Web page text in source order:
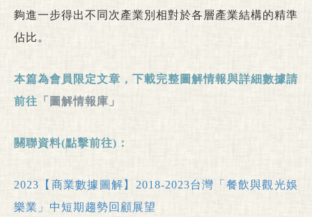
夠進一步得出不同次產業別相對於各層產業結構的精準
佔比。
本篇為會員限定文章，下載完整圖解情報與詳細數據請
前往 「圖解情報庫」
關聯資料(點擊前往)：
2023【商業數據圖解】2018-2023台灣「餐飲與觀光娛
樂業」中短期趨勢回顧展望